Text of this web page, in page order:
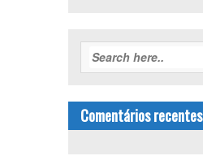
Comentários recentes